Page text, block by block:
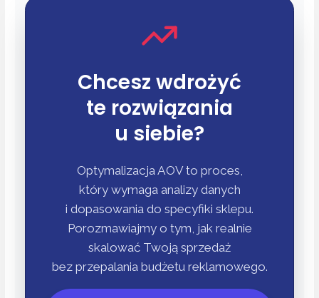
Chcesz wdrożyć
te rozwiązania
u siebie?
Optymalizacja AOV to proces,
który wymaga analizy danych
i dopasowania do specyfiki sklepu.
Porozmawiajmy o tym, jak realnie
skalować Twoją sprzedaż
bez przepalania budżetu reklamowego.